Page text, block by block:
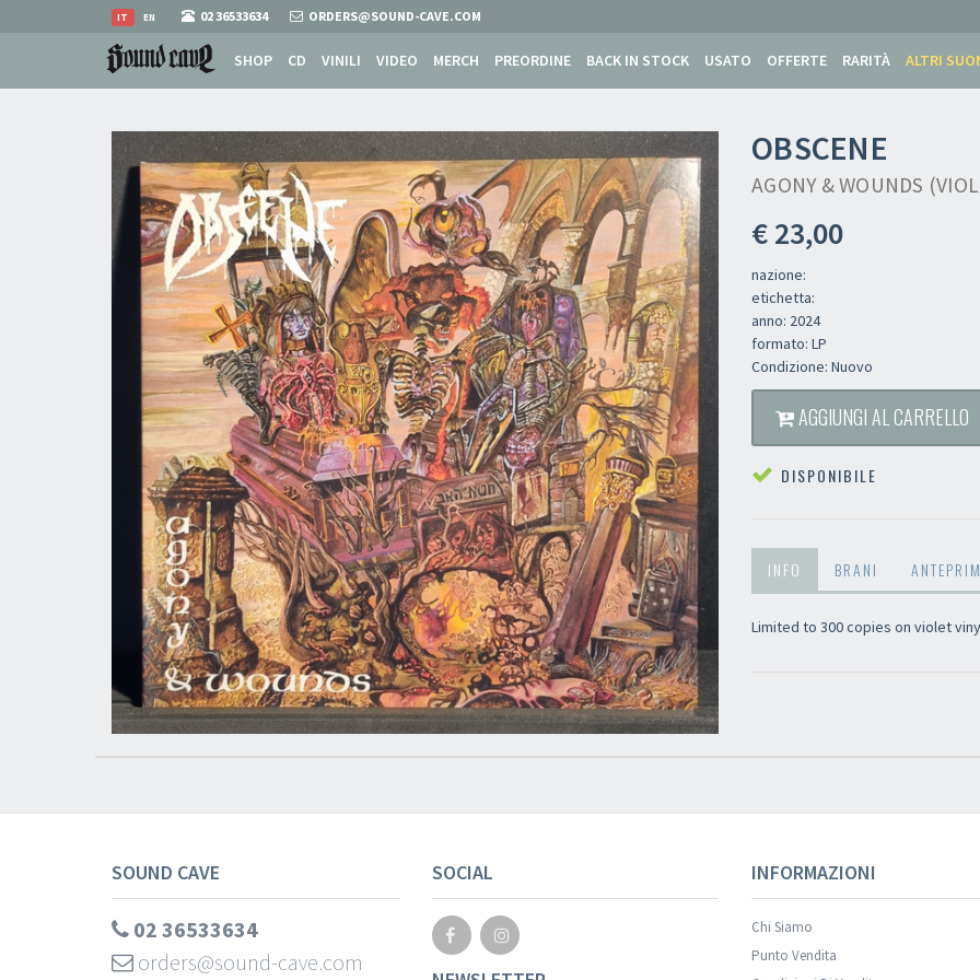
EN
IT 02 36533634 ORDERS@SOUND-CAVE.COM
SHOP CD VINILI VIDEO MERCH PREORDINE BACK IN STOCK USATO OFFERTE RARITÀ ALTRI
OBSCENE
AGONY & WOUNDS
€ 23,00
nazione:
etichetta:
anno: 2024
formato: LP
Condizione: Nuovo
AGGIUNGI AL CARRELLO
DISPONIBILE
INFO BRANI
Limited to 300 copies on violet
SOUND CAVE
02 36533634
orders@sound-cave.com
SOCIAL INFORMAZIONI
Chi Siamo
Punto Vendita